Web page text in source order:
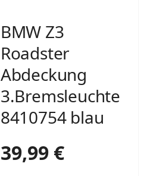
BMW Z3
Roadster
Abdeckung
3.Bremsleuchte
8410754 blau
39,99 €